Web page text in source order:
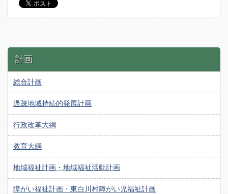
計画
総合計画
過疎地域持続的発展計画
行政改革大綱
教育大綱
地域福祉計画・地域福祉活動計画
障がい福祉計画・東白川村障がい児福祉計画